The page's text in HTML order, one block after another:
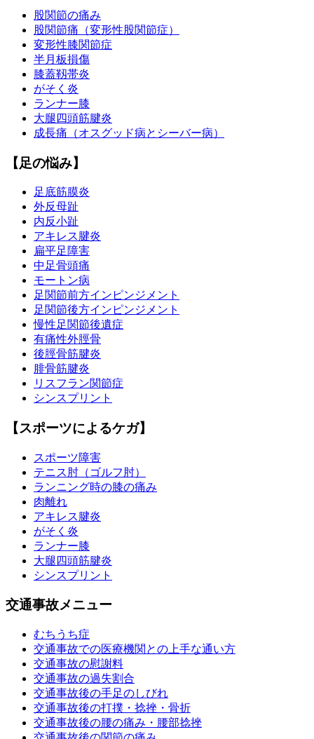
股関節の痛み
股関節痛（変形性股関節症）
変形性膝関節症
半月板損傷
膝蓋靱帯炎
がそく炎
ランナー膝
大腿四頭筋腱炎
成長痛（オスグッド病とシーバー病）
【足の悩み】
足底筋膜炎
外反母趾
内反小趾
アキレス腱炎
扁平足障害
中足骨頭痛
モートン病
足関節前方インピンジメント
足関節後方インピンジメント
慢性足関節後遺症
有痛性外脛骨
後脛骨筋腱炎
腓骨筋腱炎
リスフラン関節症
シンスプリント
【スポーツによるケガ】
スポーツ障害
テニス肘（ゴルフ肘）
ランニング時の膝の痛み
肉離れ
アキレス腱炎
がそく炎
ランナー膝
大腿四頭筋腱炎
シンスプリント
交通事故メニュー
むちうち症
交通事故での医療機関との上手な通い方
交通事故の慰謝料
交通事故の過失割合
交通事故後の手足のしびれ
交通事故後の打撲・捻挫・骨折
交通事故後の腰の痛み・腰部捻挫